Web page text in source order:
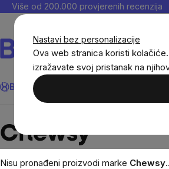
Nastavi bez personalizacije
Ova web stranica koristi
izražavate svoj pristanak na
Preskoči
Više od 200.000 provjerenih recenzija
Traži
BrainMax® Dodaci
Chewsy
Nisu pronađeni proizvodi marke Chewsy